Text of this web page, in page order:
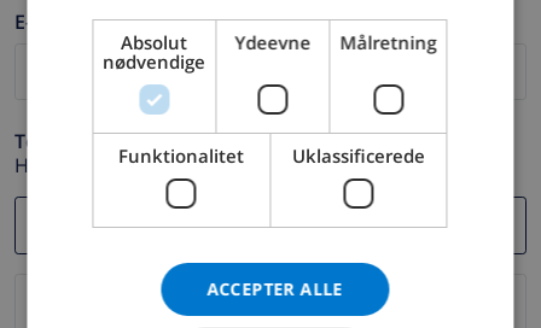
E-mail *
Telefon *
Hvis din e-mail adresse ikke fungerer korrekt.
ITALIAN
NORWEGIAN
Absolut
nødvendige
Ydeevne Målretning
Funktionalitet Uklassificerede
ACCEPTER ALLE